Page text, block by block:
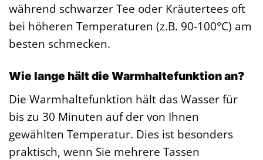
während schwarzer Tee oder Kräutertees oft
bei höheren Temperaturen (z.B. 90-100°C) am
besten schmecken.
Wie lange hält die Warmhaltefunktion an?
Die Warmhaltefunktion hält das Wasser für
bis zu 30 Minuten auf der von Ihnen
gewählten Temperatur. Dies ist besonders
praktisch, wenn Sie mehrere Tassen